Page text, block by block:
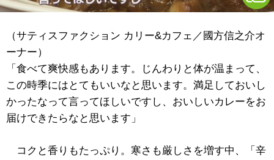
（サティスファクション カリー&カフェ／國方信之介オ
ーナー）
「食べて爽快感もあります。じんわりと体が温まって、
この時季にはとてもいいなと思います。満足しておいし
かったなって言ってほしいですし、おいしいカレーをお
届けできたらなと思います」
コクと香りもたっぷり。寒さも厳しさを増す中、「辛